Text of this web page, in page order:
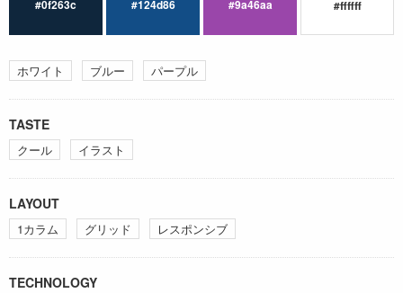
#0f263c #124d86 #9a46aa #ffffff
ホワイト ブルー パープル
TASTE
クール イラスト
LAYOUT
1カラム グリッド レスポンシブ
TECHNOLOGY